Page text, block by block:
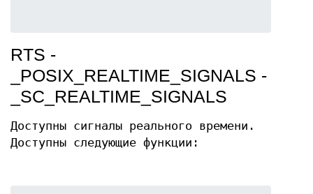
RTS -
_POSIX_REALTIME_SIGNALS -
_SC_REALTIME_SIGNALS
Доступны сигналы реального времени.
Доступны следующие функции: